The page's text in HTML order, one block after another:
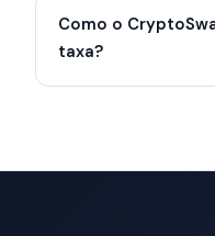
Como o
taxa?